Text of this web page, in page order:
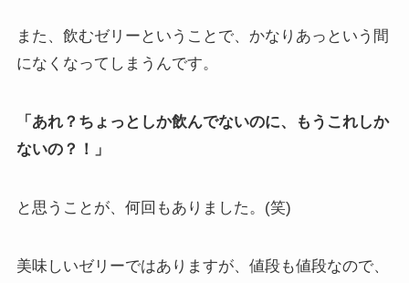
また、飲むゼリーということで、かなりあっという間
になくなってしまうんです。
「あれ？ちょっとしか飲んでないのに、もうこれしか
ないの？！」
と思うことが、何回もありました。(笑)
美味しいゼリーではありますが、値段も値段なので、